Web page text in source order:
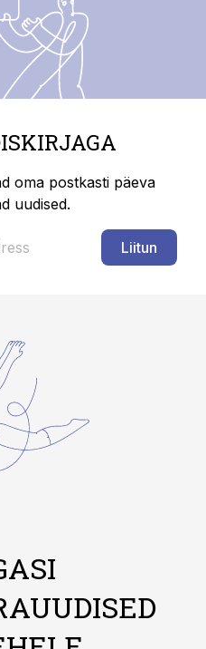
oma postkasti päeva
uudised.
Liitun